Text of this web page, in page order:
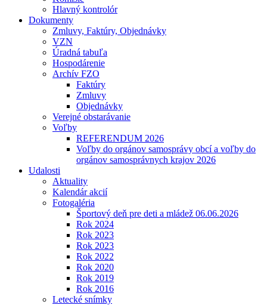
Hlavný kontrolór
Dokumenty
Zmluvy, Faktúry, Objednávky
VZN
Úradná tabuľa
Hospodárenie
Archív FZO
Faktúry
Zmluvy
Objednávky
Verejné obstarávanie
Voľby
REFERENDUM 2026
Voľby do orgánov samosprávy obcí a voľby do
orgánov samosprávnych krajov 2026
Udalosti
Aktuality
Kalendár akcií
Fotogaléria
Športový deň pre deti a mládež 06.06.2026
Rok 2024
Rok 2023
Rok 2023
Rok 2022
Rok 2020
Rok 2019
Rok 2016
Letecké snímky